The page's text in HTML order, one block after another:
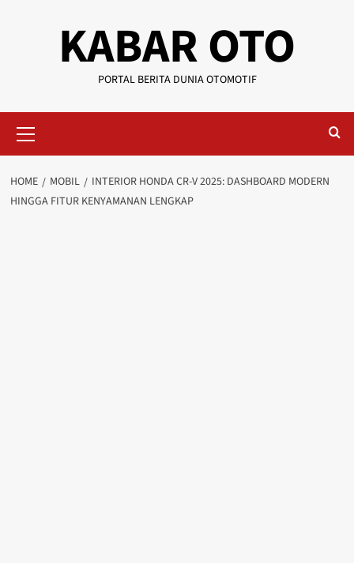
KABAR OTO
PORTAL BERITA DUNIA OTOMOTIF
HOME MOBIL
INTERIOR HONDA CR-V 2025: DASHBOARD MODERN
HINGGA FITUR KENYAMANAN LENGKAP